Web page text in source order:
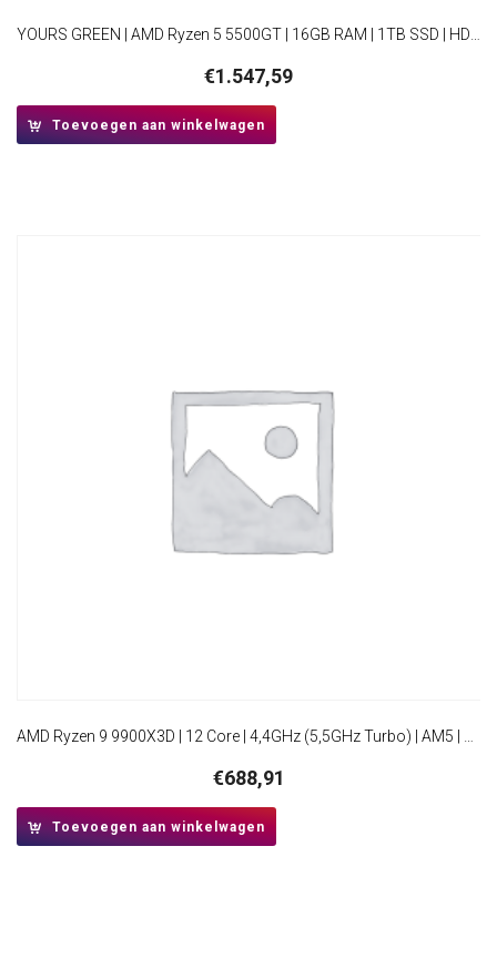
YOURS GREEN | AMD Ryzen 5 5500GT | 16GB RAM | 1TB SSD | HDMI | Windows 11 Professional | Small Form Factor Behuizing
€1.547,59
Toevoegen aan winkelwagen
AMD Ryzen 9 9900X3D | 12 Core | 4,4GHz (5,5GHz Turbo) | AM5 | Processor | CPU
€688,91
Toevoegen aan winkelwagen